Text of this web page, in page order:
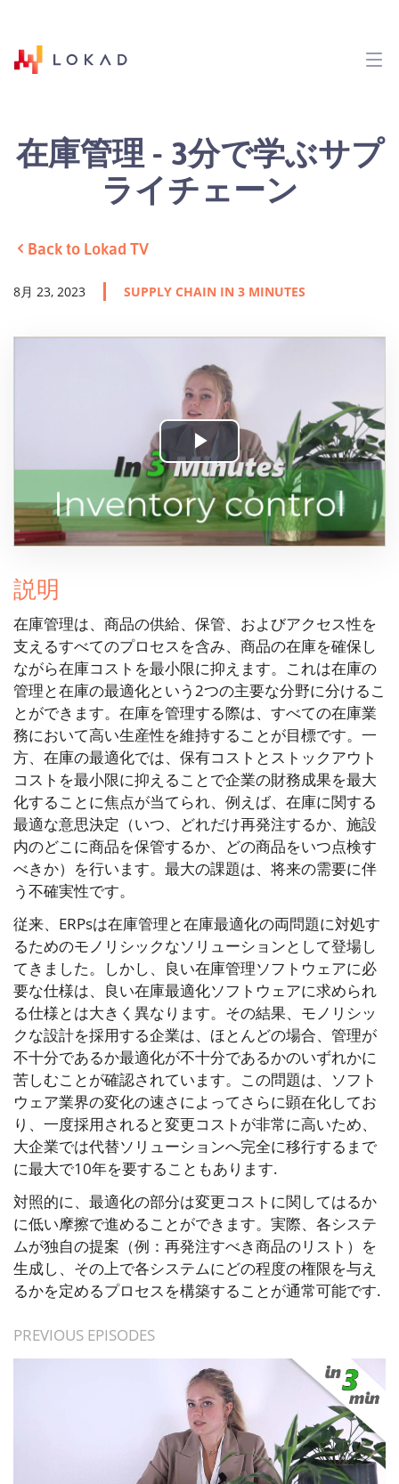
在庫管理 - 3分で学ぶサプ
ライチェーン
Back to Lokad TV
8月 23, 2023 SUPPLY CHAIN IN 3 MINUTES
Play
Video
説明
在庫管理は、商品の供給、保管、およびアクセス性を
支えるすべてのプロセスを含み、商品の在庫を確保し
ながら在庫コストを最小限に抑えます。これは在庫の
管理と在庫の最適化という2つの主要な分野に分けるこ
とができます。在庫を管理する際は、すべての在庫業
務において高い生産性を維持することが目標です。一
方、在庫の最適化では、保有コストとストックアウト
コストを最小限に抑えることで企業の財務成果を最大
化することに焦点が当てられ、例えば、在庫に関する
最適な意思決定（いつ、どれだけ再発注するか、施設
内のどこに商品を保管するか、どの商品をいつ点検す
べきか）を行います。最大の課題は、将来の需要に伴
う不確実性です。
従来、ERPsは在庫管理と在庫最適化の両問題に対処す
るためのモノリシックなソリューションとして登場し
てきました。しかし、良い在庫管理ソフトウェアに必
要な仕様は、良い在庫最適化ソフトウェアに求められ
る仕様とは大きく異なります。その結果、モノリシッ
クな設計を採用する企業は、ほとんどの場合、管理が
不十分であるか最適化が不十分であるかのいずれかに
苦しむことが確認されています。この問題は、ソフト
ウェア業界の変化の速さによってさらに顕在化してお
り、一度採用されると変更コストが非常に高いため、
大企業では代替ソリューションへ完全に移行するまで
に最大で10年を要することもあります.
対照的に、最適化の部分は変更コストに関してはるか
に低い摩擦で進めることができます。実際、各システ
ムが独自の提案（例：再発注すべき商品のリスト）を
生成し、その上で各システムにどの程度の権限を与え
るかを定めるプロセスを構築することが通常可能です.
PREVIOUS EPISODES